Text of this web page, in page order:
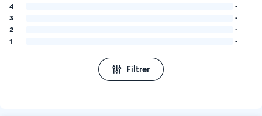
4
-
3
-
2
-
1
-
Filtrer